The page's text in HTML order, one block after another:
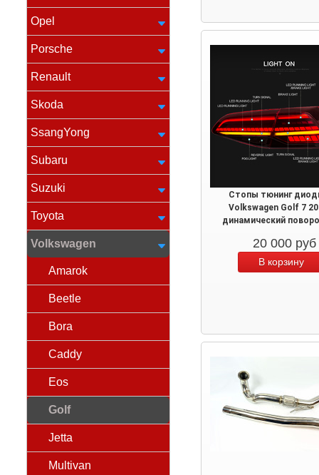
Opel
Porsche
Renault
Skoda
SsangYong
Subaru
Suzuki
Toyota
Volkswagen
Amarok
Beetle
Bora
Caddy
Eos
Golf
Jetta
Multivan
Стопы тюнинг
Volkswagen Golf 7
динамический
20 000 руб